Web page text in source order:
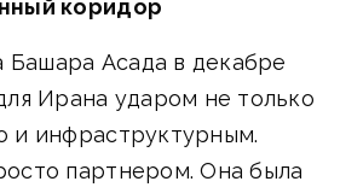
коридор
Асада в декабре
Ирана ударом не только
и инфраструктурным.
партнером. Она была